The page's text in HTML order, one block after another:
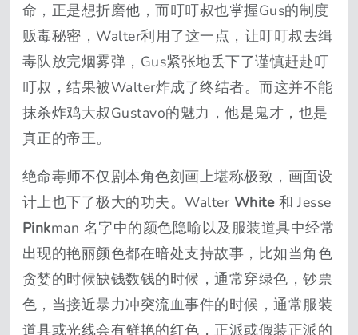
命，正是想折磨他，而叮叮叔也掌握Gus的制度
贩毒秘密，Walter利用了这一点，让叮叮叔去缉
毒队放完烟雾弹，Gus紧张地丢下了谨慎赶赴叮
叮叔，结果被Walter炸成了终结者。而这并不能
抹杀炸鸡大叔Gustavo的魅力，他是鬼才，也是
真正的帝王。
绝命毒师不仅剧本角色刻画上堪称极致，画面设
计上也下了极大的功夫。Walter White和 Jesse
Pinkman 名字中的颜色隐喻以及服装道具中经常
出现的艳丽颜色都在暗处支持故事，比如当角色
贪婪的时候缺钱数钱的时候，通常穿绿色，钞票
色，当接近暴力冲突流血事件的时候，通常服装
道具或光线会有鲜艳的红色，正派或假装正派的